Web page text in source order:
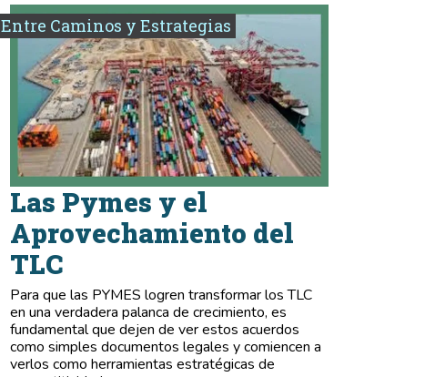
Entre Caminos y Estrategias
Las Pymes y el
Aprovechamiento del
TLC
Para que las PYMES logren transformar los TLC
en una verdadera palanca de crecimiento, es
fundamental que dejen de ver estos acuerdos
como simples documentos legales y comiencen a
verlos como herramientas estratégicas de